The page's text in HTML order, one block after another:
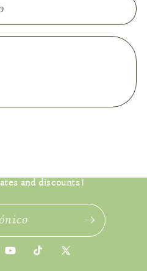
and discounts!
YouTubeTikTokX